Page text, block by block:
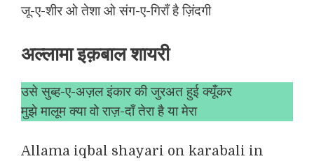
जू-ए-शीर ओ तेशा ओ संग-ए-गिराँ है ज़िंदगी
अल्लामा इक़बाल शायरी
उसे सुब्ह-ए-अज़ल इंकार की जुरअत हुई क्यूँकर
मुझे मालूम क्या वो राज़-दाँ तेरा है या मेरा
Allama iqbal shayari on karabali in